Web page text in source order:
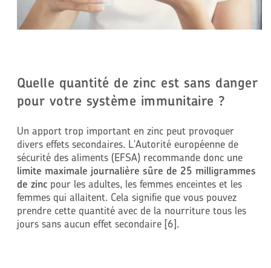
Quelle quantité de zinc est sans danger
pour votre système immunitaire ?
Un apport trop important en zinc peut provoquer
divers effets secondaires. L'Autorité européenne de
sécurité des aliments (EFSA) recommande donc une
limite maximale journalière sûre de 25 milligrammes
de zincpour les adultes, les femmes enceintes et les
femmes qui allaitent. Cela signifie que vous pouvez
prendre cette quantité avec de la nourriture tous les
jours sans aucun effet secondaire [6].